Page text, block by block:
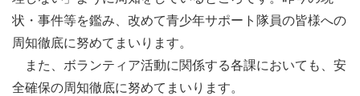
状・事件等を鑑み、改めて青少年サポート隊員の皆様への
周知徹底に努めてまいります。
また、ボランティア活動に関係する各課においても、安
全確保の周知徹底に努めてまいります。